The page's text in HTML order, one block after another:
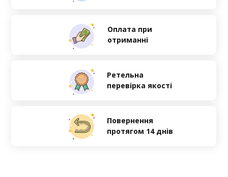
Оплата при
отриманні
Ретельна
перевірка якості
Повернення
протягом 14 днів